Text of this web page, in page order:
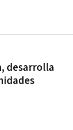
desarrolla